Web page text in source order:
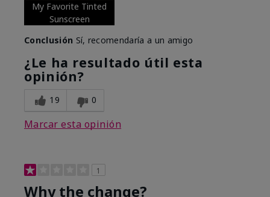
My Favorite Tinted
Sunscreen
Conclusión Sí, recomendaría a un amigo
¿Le ha resultado útil esta
opinión?
19 0
Marcar esta opinión
1
Why the change?